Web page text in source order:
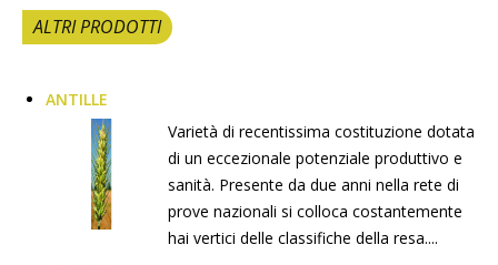
ALTRI PRODOTTI
ANTILLE
Varietà di recentissima costituzione dotata
di un eccezionale potenziale produttivo e
sanità. Presente da due anni nella rete di
prove nazionali si colloca costantemente
hai vertici delle classifiche della resa....